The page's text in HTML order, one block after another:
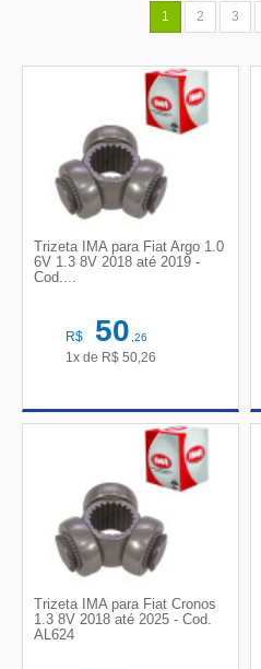
1 2 3
Trizeta IMA para Fiat Argo 1.0
6V 1.3 8V 2018 até 2019 -
Cod....
R$ 50,26
1x de R$ 50,26
Trizeta IMA para Fiat Cronos
1.3 8V 2018 até 2025 - Cod.
AL624